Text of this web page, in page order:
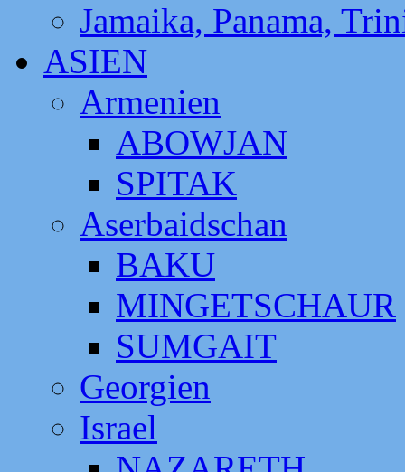
Jamaika, Panama,
ASIEN
Armenien
ABOWJAN
SPITAK
Aserbaidschan
BAKU
MINGETSCHAUR
SUMGAIT
Georgien
Israel